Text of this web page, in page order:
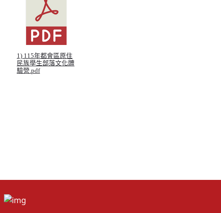
1) 115年都會區原住
民族學生部落文化體
驗營.pdf